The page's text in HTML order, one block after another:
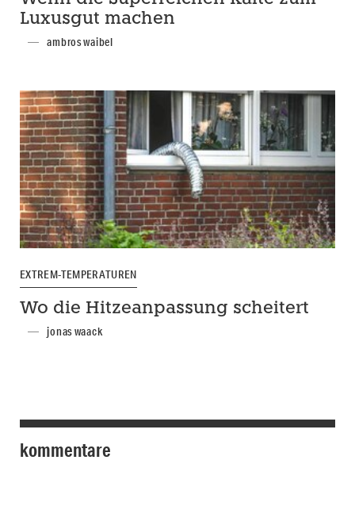
Luxusgut machen
ambros waibel
EXTREM-TEMPERATUREN
Wo die Hitzeanpassung scheitert
jonas waack
kommentare